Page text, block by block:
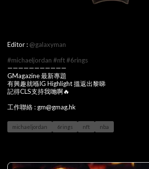
Editor : @galaxyman
#michaeljordan #nft#6rings
———————————
GMagazine 最新專題
有興趣就喺IG Highlight 搵返出黎睇
記得CLS支持我哋啊🔥
工作聯絡 : gm@gmag.hk
michaeljordan 6rings nft nba